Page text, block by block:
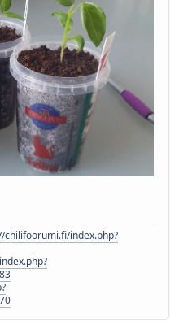
chilifoorumi.fi/index.php?